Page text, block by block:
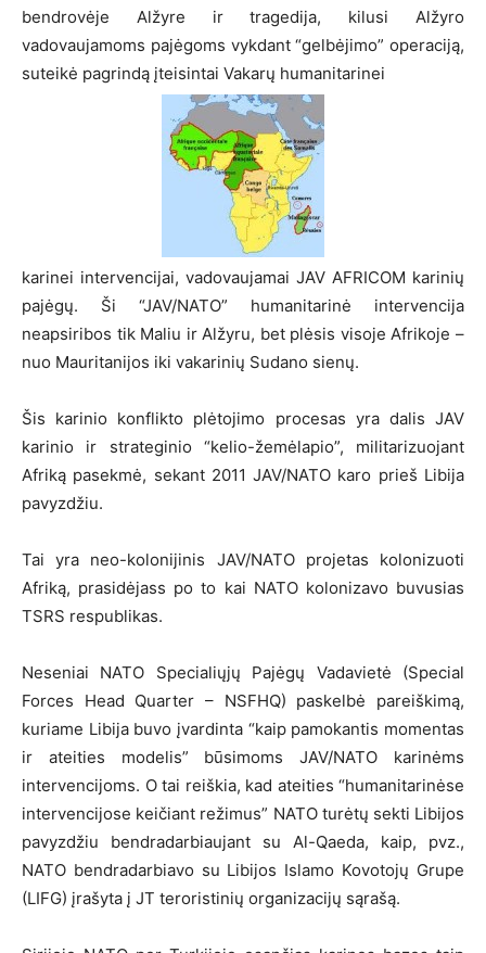
bendrovėje Alžyre ir tragedija, kilusi Alžyro
vadovaujamoms pajėgoms vykdant “gelbėjimo” operaciją,
suteikė pagrindą įteisintai Vakarų humanitarinei
karinei intervencijai, vadovaujamai JAV AFRICOM karinių
pajėgų. Ši “JAV/NATO” humanitarinė intervencija
neapsiribos tik Maliu ir Alžyru, bet plėsis visoje Afrikoje –
nuo Mauritanijos iki vakarinių Sudano sienų.
Šis karinio konflikto plėtojimo procesas yra dalis JAV
karinio ir strateginio “kelio-žemėlapio”, militarizuojant
Afriką pasekmė, sekant 2011 JAV/NATO karo prieš Libija
pavyzdžiu.
Tai yra neo-kolonijinis JAV/NATO projetas kolonizuoti
Afriką, prasidėjass po to kai NATO kolonizavo buvusias
TSRS respublikas.
Neseniai NATO Specialiųjų Pajėgų Vadavietė (Special
Forces Head Quarter – NSFHQ) paskelbė pareiškimą,
kuriame Libija buvo įvardinta “kaip pamokantis momentas
ir ateities modelis” būsimoms JAV/NATO karinėms
intervencijoms. O tai reiškia, kad ateities “humanitarinėse
intervencijose keičiant režimus” NATO turėtų sekti Libijos
pavyzdžiu bendradarbiaujant su Al-Qaeda, kaip, pvz.,
NATO bendradarbiavo su Libijos Islamo Kovotojų Grupe
(LIFG) įrašyta į JT teroristinių organizacijų sąrašą.